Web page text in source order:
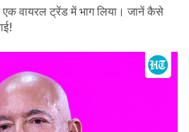
वायरल ट्रेंड में भाग लिया। जानें कैसे